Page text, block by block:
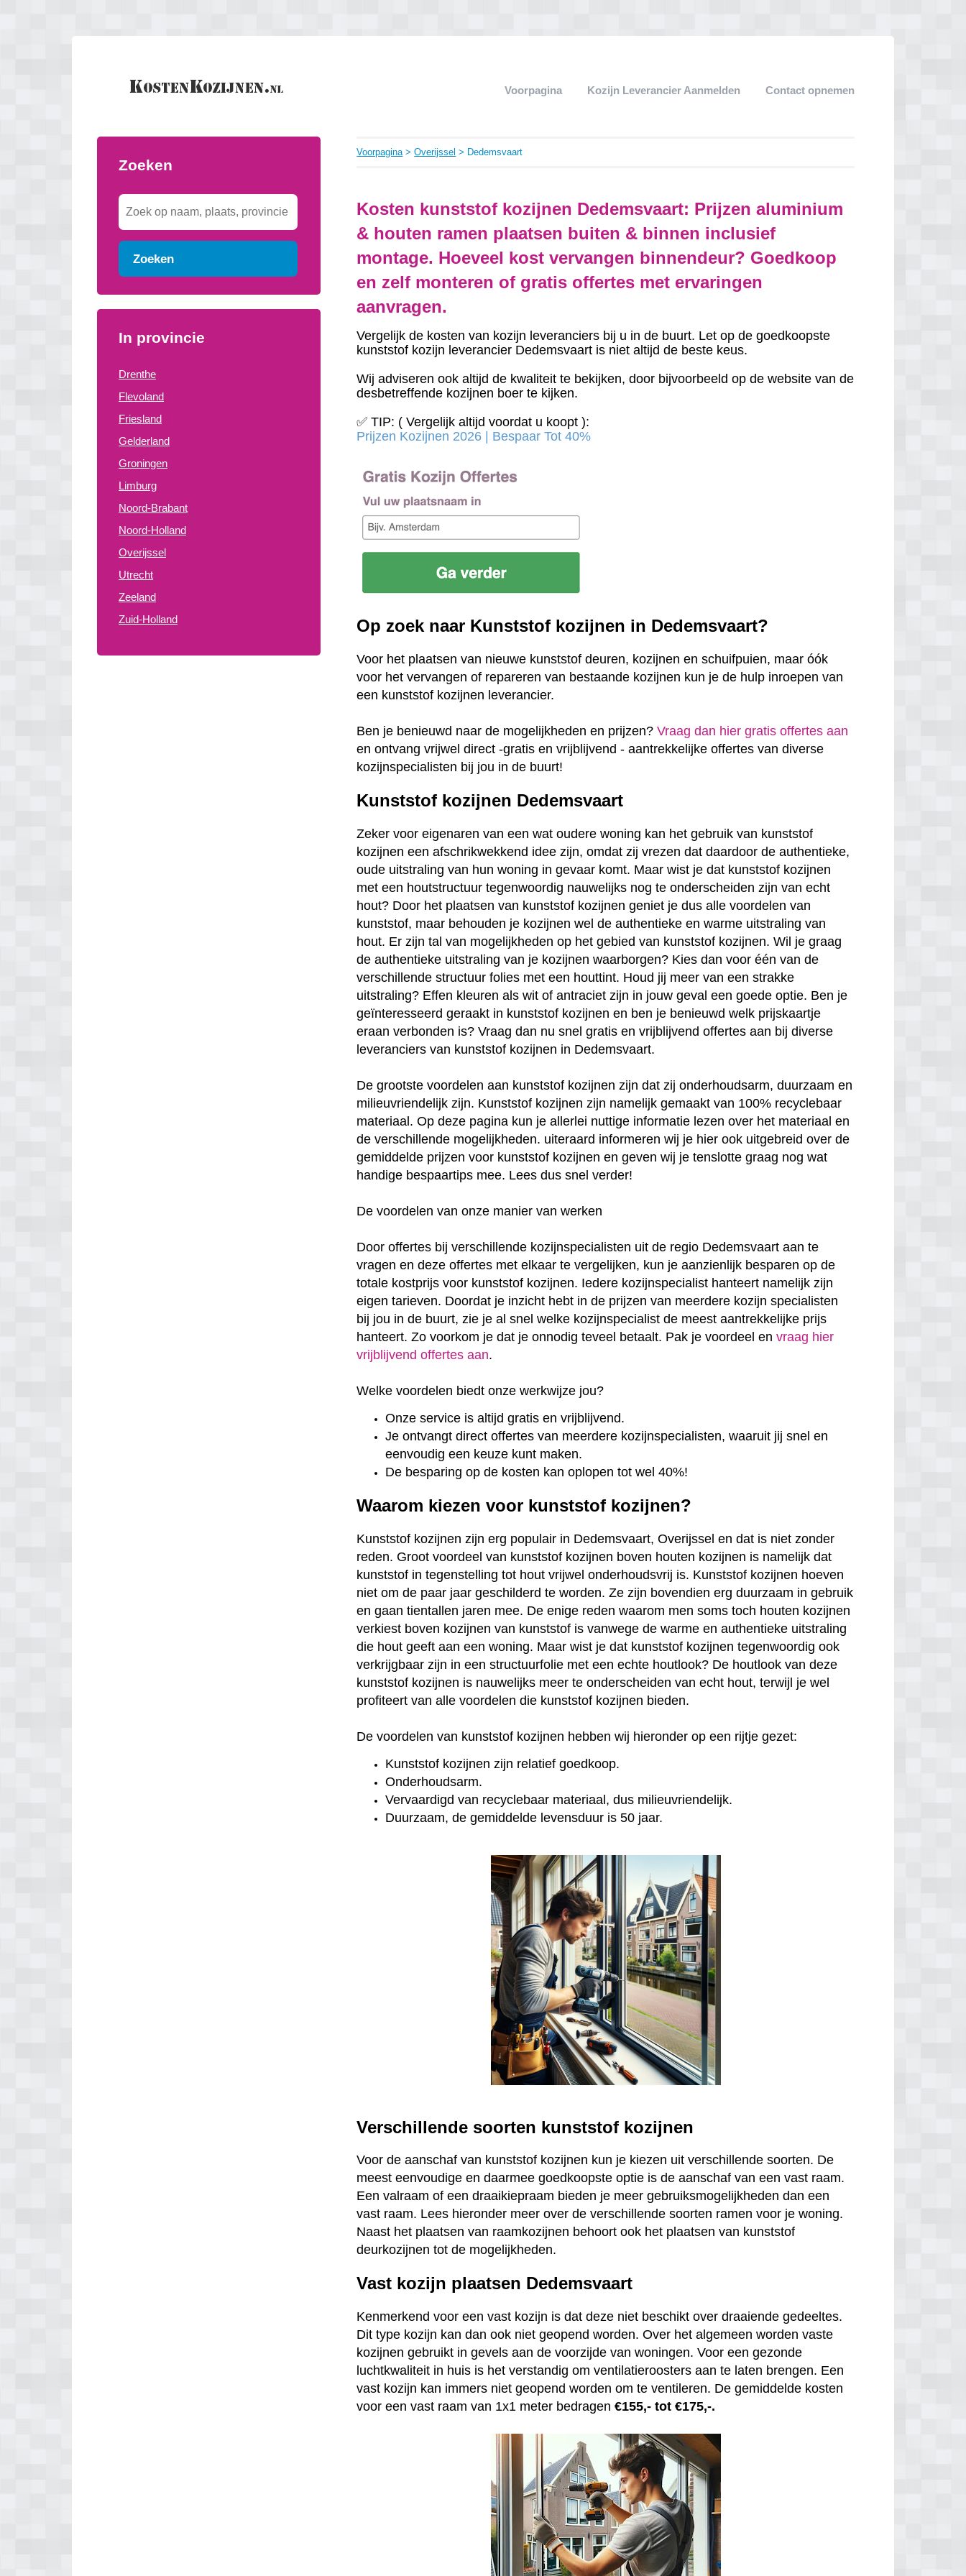
Voorpagina Kozijn Leverancier Aanmelden Contact opnemen
Zoeken
Zoeken
In provincie
Drenthe
Flevoland
Friesland
Gelderland
Groningen
Limburg
Noord-Brabant
Noord-Holland
Overijssel
Utrecht
Zeeland
Zuid-Holland
Voorpagina>Overijssel > Dedemsvaart
Kosten kunststof kozijnen Dedemsvaart: Prijzen aluminium
& houten ramen plaatsen buiten & binnen inclusief
montage. Hoeveel kost vervangen binnendeur? Goedkoop
en zelf monteren of gratis offertes met ervaringen
aanvragen.
Vergelijk de kosten van kozijn leveranciers bij u in de buurt. Let op de goedkoopste
kunststof kozijn leverancier Dedemsvaart is niet altijd de beste keus.
Wij adviseren ook altijd de kwaliteit te bekijken, door bijvoorbeeld op de website van de
desbetreffende kozijnen boer te kijken.
✅ TIP: ( Vergelijk altijd voordat u koopt ):
Prijzen Kozijnen 2026 | Bespaar Tot 40%‎
Op zoek naar Kunststof kozijnen in Dedemsvaart?
Voor het plaatsen van nieuwe kunststof deuren, kozijnen en schuifpuien, maar óók
voor het vervangen of repareren van bestaande kozijnen kun je de hulp inroepen van
een kunststof kozijnen leverancier.
Ben je benieuwd naar de mogelijkheden en prijzen?Vraag dan hier gratis offertes aan
en ontvang vrijwel direct -gratis en vrijblijvend - aantrekkelijke offertes van diverse
kozijnspecialisten bij jou in de buurt!
Kunststof kozijnen Dedemsvaart
Zeker voor eigenaren van een wat oudere woning kan het gebruik van kunststof
kozijnen een afschrikwekkend idee zijn, omdat zij vrezen dat daardoor de authentieke,
oude uitstraling van hun woning in gevaar komt. Maar wist je dat kunststof kozijnen
met een houtstructuur tegenwoordig nauwelijks nog te onderscheiden zijn van echt
hout? Door het plaatsen van kunststof kozijnen geniet je dus alle voordelen van
kunststof, maar behouden je kozijnen wel de authentieke en warme uitstraling van
hout. Er zijn tal van mogelijkheden op het gebied van kunststof kozijnen. Wil je graag
de authentieke uitstraling van je kozijnen waarborgen? Kies dan voor één van de
verschillende structuur folies met een houttint. Houd jij meer van een strakke
uitstraling? Effen kleuren als wit of antraciet zijn in jouw geval een goede optie. Ben je
geïnteresseerd geraakt in kunststof kozijnen en ben je benieuwd welk prijskaartje
eraan verbonden is? Vraag dan nu snel gratis en vrijblijvend offertes aan bij diverse
leveranciers van kunststof kozijnen in Dedemsvaart.
De grootste voordelen aan kunststof kozijnen zijn dat zij onderhoudsarm, duurzaam en
milieuvriendelijk zijn. Kunststof kozijnen zijn namelijk gemaakt van 100% recyclebaar
materiaal. Op deze pagina kun je allerlei nuttige informatie lezen over het materiaal en
de verschillende mogelijkheden. uiteraard informeren wij je hier ook uitgebreid over de
gemiddelde prijzen voor kunststof kozijnen en geven wij je tenslotte graag nog wat
handige bespaartips mee. Lees dus snel verder!
De voordelen van onze manier van werken
Door offertes bij verschillende kozijnspecialisten uit de regio Dedemsvaart aan te
vragen en deze offertes met elkaar te vergelijken, kun je aanzienlijk besparen op de
totale kostprijs voor kunststof kozijnen. Iedere kozijnspecialist hanteert namelijk zijn
eigen tarieven. Doordat je inzicht hebt in de prijzen van meerdere kozijn specialisten
bij jou in de buurt, zie je al snel welke kozijnspecialist de meest aantrekkelijke prijs
hanteert. Zo voorkom je dat je onnodig teveel betaalt. Pak je voordeel envraag hier
vrijblijvend offertes aan.
Welke voordelen biedt onze werkwijze jou?
Onze service is altijd gratis en vrijblijvend.
Je ontvangt direct offertes van meerdere kozijnspecialisten, waaruit jij snel en
eenvoudig een keuze kunt maken.
De besparing op de kosten kan oplopen tot wel 40%!
Waarom kiezen voor kunststof kozijnen?
Kunststof kozijnen zijn erg populair in Dedemsvaart, Overijssel en dat is niet zonder
reden. Groot voordeel van kunststof kozijnen boven houten kozijnen is namelijk dat
kunststof in tegenstelling tot hout vrijwel onderhoudsvrij is. Kunststof kozijnen hoeven
niet om de paar jaar geschilderd te worden. Ze zijn bovendien erg duurzaam in gebruik
en gaan tientallen jaren mee. De enige reden waarom men soms toch houten kozijnen
verkiest boven kozijnen van kunststof is vanwege de warme en authentieke uitstraling
die hout geeft aan een woning. Maar wist je dat kunststof kozijnen tegenwoordig ook
verkrijgbaar zijn in een structuurfolie met een echte houtlook? De houtlook van deze
kunststof kozijnen is nauwelijks meer te onderscheiden van echt hout, terwijl je wel
profiteert van alle voordelen die kunststof kozijnen bieden.
De voordelen van kunststof kozijnen hebben wij hieronder op een rijtje gezet:
Kunststof kozijnen zijn relatief goedkoop.
Onderhoudsarm.
Vervaardigd van recyclebaar materiaal, dus milieuvriendelijk.
Duurzaam, de gemiddelde levensduur is 50 jaar.
Verschillende soorten kunststof kozijnen
Voor de aanschaf van kunststof kozijnen kun je kiezen uit verschillende soorten. De
meest eenvoudige en daarmee goedkoopste optie is de aanschaf van een vast raam.
Een valraam of een draaikiepraam bieden je meer gebruiksmogelijkheden dan een
vast raam. Lees hieronder meer over de verschillende soorten ramen voor je woning.
Naast het plaatsen van raamkozijnen behoort ook het plaatsen van kunststof
deurkozijnen tot de mogelijkheden.
Vast kozijn plaatsen Dedemsvaart
Kenmerkend voor een vast kozijn is dat deze niet beschikt over draaiende gedeeltes.
Dit type kozijn kan dan ook niet geopend worden. Over het algemeen worden vaste
kozijnen gebruikt in gevels aan de voorzijde van woningen. Voor een gezonde
luchtkwaliteit in huis is het verstandig om ventilatieroosters aan te laten brengen. Een
vast kozijn kan immers niet geopend worden om te ventileren. De gemiddelde kosten
voor een vast raam van 1x1 meter bedragen€155,- tot €175,-.